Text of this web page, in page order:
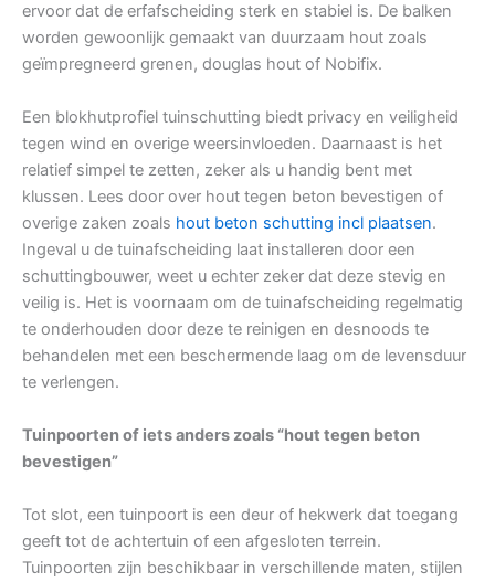
ervoor dat de erfafscheiding sterk en stabiel is. De balken
worden gewoonlijk gemaakt van duurzaam hout zoals
geïmpregneerd grenen, douglas hout of Nobifix.
Een blokhutprofiel tuinschutting biedt privacy en veiligheid
tegen wind en overige weersinvloeden. Daarnaast is het
relatief simpel te zetten, zeker als u handig bent met
klussen. Lees door over hout tegen beton bevestigen of
overige zaken zoals hout beton schutting incl plaatsen.
Ingeval u de tuinafscheiding laat installeren door een
schuttingbouwer, weet u echter zeker dat deze stevig en
veilig is. Het is voornaam om de tuinafscheiding regelmatig
te onderhouden door deze te reinigen en desnoods te
behandelen met een beschermende laag om de levensduur
te verlengen.
Tuinpoorten of iets anders zoals “hout tegen beton
bevestigen”
Tot slot, een tuinpoort is een deur of hekwerk dat toegang
geeft tot de achtertuin of een afgesloten terrein.
Tuinpoorten zijn beschikbaar in verschillende maten, stijlen